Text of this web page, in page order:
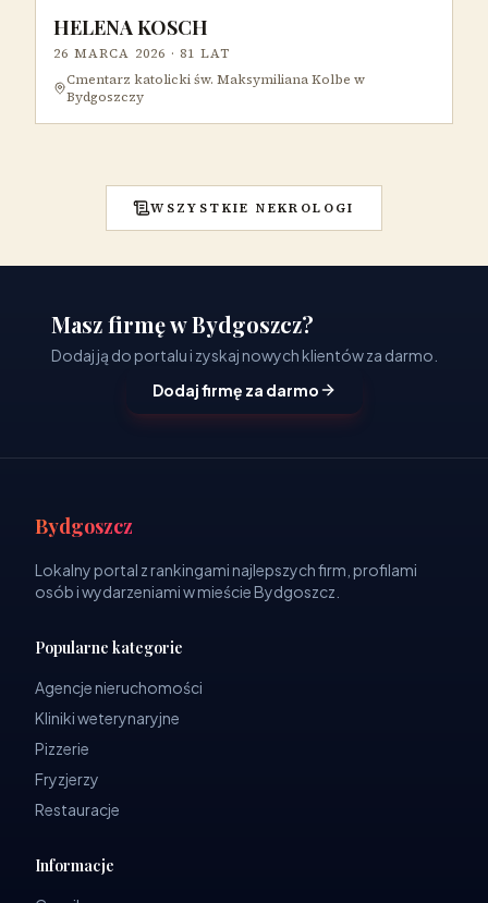
HELENA KOSCH
26 MARCA 2026 · 81 LAT
Cmentarz katolicki św. Maksymiliana Kolbe w
Bydgoszczy
WSZYSTKIE NEKROLOGI
Masz firmę w Bydgoszcz?
Dodaj ją do portalu i zyskaj nowych klientów za darmo.
Dodaj firmę za darmo
Bydgoszcz
Lokalny portal z rankingami najlepszych firm, profilami
osób i wydarzeniami w mieście Bydgoszcz.
Popularne kategorie
Agencje nieruchomości
Kliniki weterynaryjne
Pizzerie
Fryzjerzy
Restauracje
Informacje